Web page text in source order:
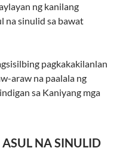
ng kanilang
na sinulid sa bawat
pagkakakilanlan
araw na paalala ng
sa Kaniyang mga
NA SINULID